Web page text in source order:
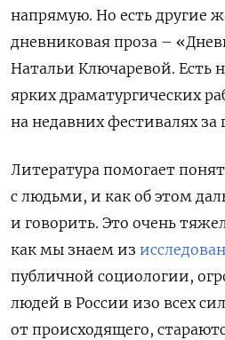
напрямую. Но есть другие
дневниковая проза –
Натальи Ключаревой. Есть
ярких драматургических
на недавних фестивалях за
Литература помогает
с людьми, и как об этом
и говорить. Это очень
как мы знаем из
публичной социологии,
людей в России изо всех
от происходящего,